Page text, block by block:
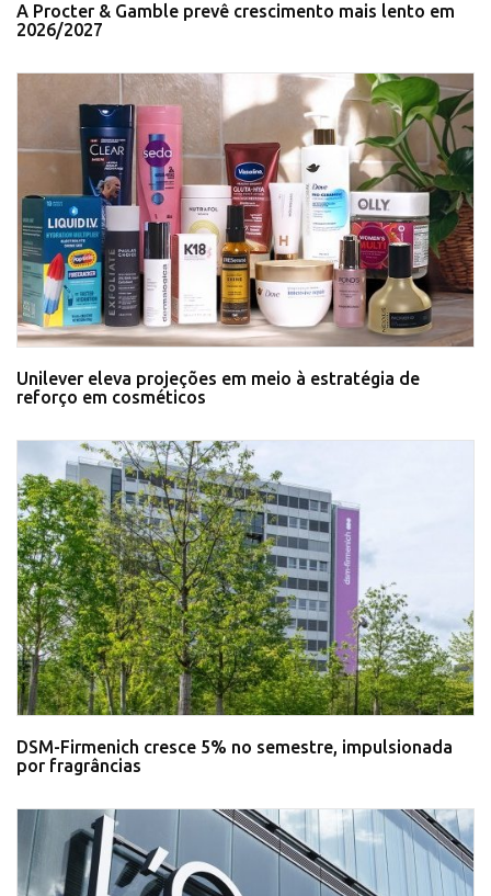
A Procter & Gamble prevê crescimento mais lento em
2026/2027
Unilever eleva projeções em meio à estratégia de
reforço em cosméticos
DSM-Firmenich cresce 5% no semestre, impulsionada
por fragrâncias